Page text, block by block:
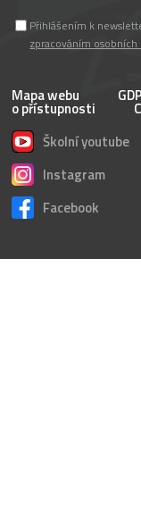
Přihlášením k
zpracováním osobních
Mapa webu
o přístupnosti
Školní youtube
Instagram
Facebook